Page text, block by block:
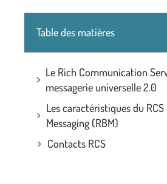
Table des matières
Le Rich Communication
messagerie universelle 2.0
Les caractéristiques du RCS
Messaging (RBM)
Contacts RCS